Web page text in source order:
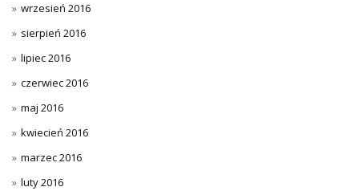
wrzesień 2016
sierpień 2016
lipiec 2016
czerwiec 2016
maj 2016
kwiecień 2016
marzec 2016
luty 2016